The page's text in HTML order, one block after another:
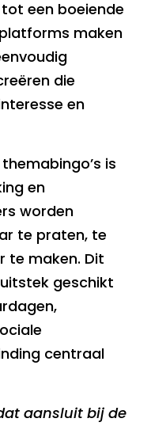
een boeiende
maken
die
en
is
en
worden
te praten, te
te maken. Dit
geschikt
centraal
aansluit bij de